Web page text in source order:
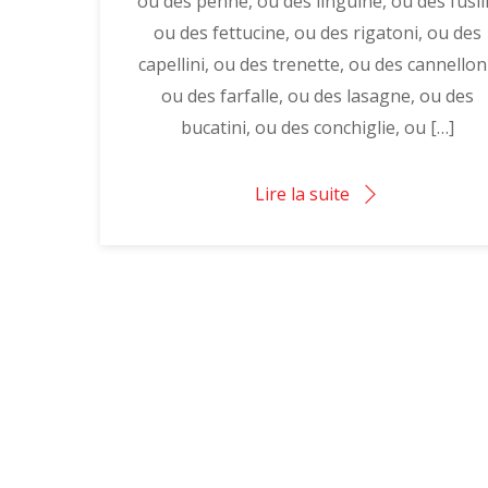
ou des fettucine, ou des rigatoni, ou des
capellini, ou des trenette, ou des
ou des farfalle, ou des lasagne, ou des
bucatini, ou des conchiglie, ou […]
Lire la suite